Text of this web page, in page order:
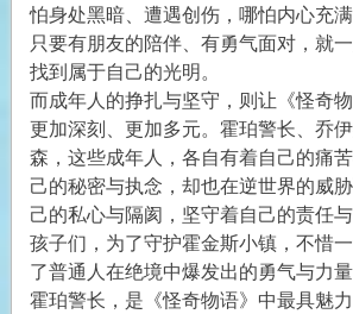
怕身处黑暗、遭遇创伤，哪怕内心充
只要有朋友的陪伴、有勇气面对，就
找到属于自己的光明。
而成年人的挣扎与坚守，则让《怪奇
更加深刻、更加多元。霍珀警长、乔
森，这些成年人，各自有着自己的痛
己的秘密与执念，却也在逆世界的威
己的私心与隔阂，坚守着自己的责任
孩子们，为了守护霍金斯小镇，不惜
了普通人在绝境中爆发出的勇气与力量
霍珀警长，是《怪奇物语》中最具魅